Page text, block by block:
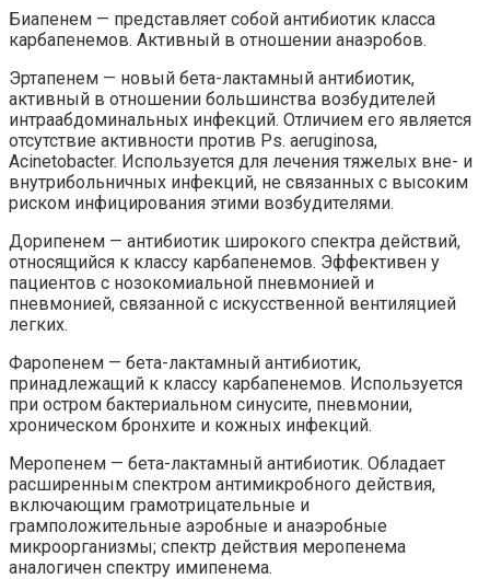
Биапенем — представляет собой антибиотик класса
карбапенемов. Активный в отношении анаэробов.
Эртапенем — новый бета-лактамный антибиотик,
активный в отношении большинства возбудителей
интраабдоминальных инфекций. Отличием его является
отсутствие активности против Ps. aeruginosa,
Acinetobacter. Используется для лечения тяжелых вне- и
внутрибольничных инфекций, не связанных с высоким
риском инфицирования этими возбудителями.
Дорипенем — антибиотик широкого спектра действий,
относящийся к классу карбапенемов. Эффективен у
пациентов с нозокомиальной пневмонией и
пневмонией, связанной с искусственной вентиляцией
легких.
Фаропенем — бета-лактамный антибиотик,
принадлежащий к классу карбапенемов. Используется
при остром бактериальном синусите, пневмонии,
хроническом бронхите и кожных инфекций.
Меропенем — бета-лактамный антибиотик. Обладает
расширенным спектром антимикробного действия,
включающим грамотрицательные и
грамположительные аэробные и анаэробные
микроорганизмы; спектр действия меропенема
аналогичен спектру имипенема.